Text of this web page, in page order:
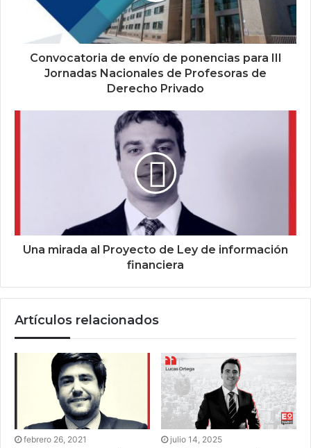
Convocatoria de envío de ponencias para III
Jornadas Nacionales de Profesoras de
Derecho Privado
Una mirada al Proyecto de Ley de información
financiera
Artículos relacionados
febrero 26, 2021 julio 14, 2025